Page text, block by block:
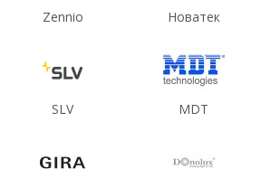
Zennio Новатек
SLV MDT